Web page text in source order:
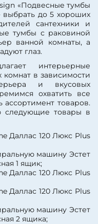
«Подвесные тумбы
до 5 хороших
сантехники и
тумбы с раковиной
ванной комнаты, а
глаз.
интерьерные
в зависимости
и вкусовых
охватить все
товаров.
следующие товары в
Даллас 120 Люкс Plus
машину Эстет
1 ящик;
Даллас 120 Люкс Plus
Даллас 120 Люкс Plus
машину Эстет
2 ящика;